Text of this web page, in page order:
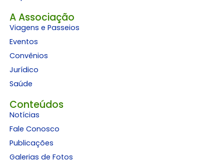
A Associação
Viagens e Passeios
Eventos
Convênios
Jurídico
Saúde
Conteúdos
Notícias
Fale Conosco
Publicações
Galerias de Fotos